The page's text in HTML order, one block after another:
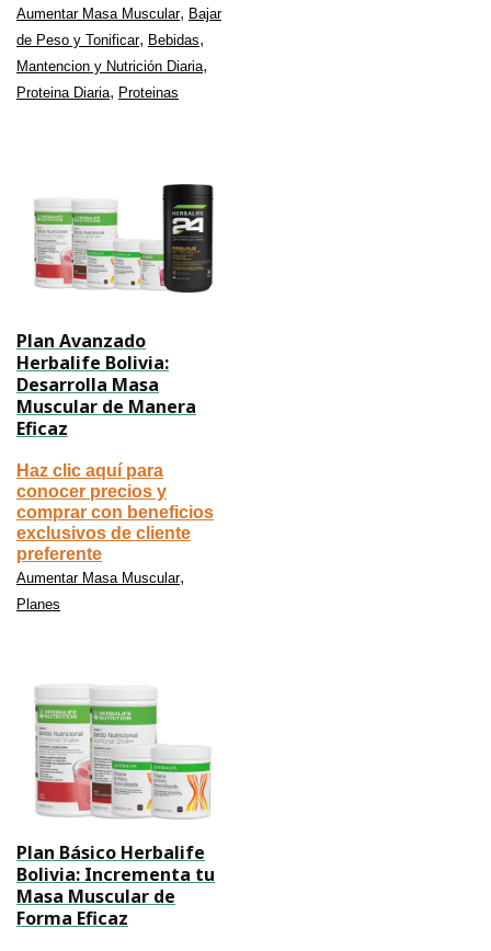
Aumentar Masa Muscular, Bajar
de Peso y Tonificar, Bebidas,
Mantencion y Nutrición Diaria,
Proteina Diaria, Proteinas
Plan Avanzado
Herbalife Bolivia:
Desarrolla Masa
Muscular de Manera
Eficaz
Haz clic aquí para
conocer precios y
comprar con beneficios
exclusivos de cliente
preferente
Aumentar Masa Muscular,
Planes
Plan Básico Herbalife
Bolivia: Incrementa tu
Masa Muscular de
Forma Eficaz